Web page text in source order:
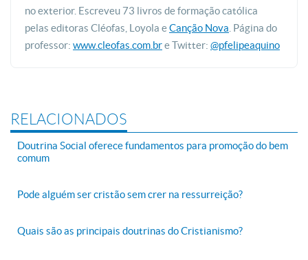
no exterior. Escreveu 73 livros de formação católica
pelas editoras Cléofas, Loyola eCanção Nova . Página do
professor: www.cleofas.com.bre Twitter: @pfelipeaquino
RELACIONADOS
Doutrina Social oferece fundamentos para promoção do bem
comum
Pode alguém ser cristão sem crer na ressurreição?
Quais são as principais doutrinas do Cristianismo?